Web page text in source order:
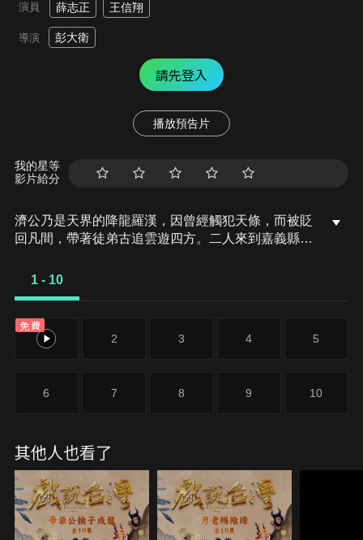
演員 薛志正 王信翔
導演 彭大衛
請先登入
播放預告片
我的星等
影片給分
濟公乃是天界的降龍羅漢，因曾經觸犯天條，而被貶
回凡間，帶著徒弟古追雲遊四方。二人來到嘉義縣觸
大家放心，師徒二人立馬進山除妖。另一邊，胡九妹
1 - 10
免費
1 2 3 4 5
6 7 8 9 10
其他人也看了